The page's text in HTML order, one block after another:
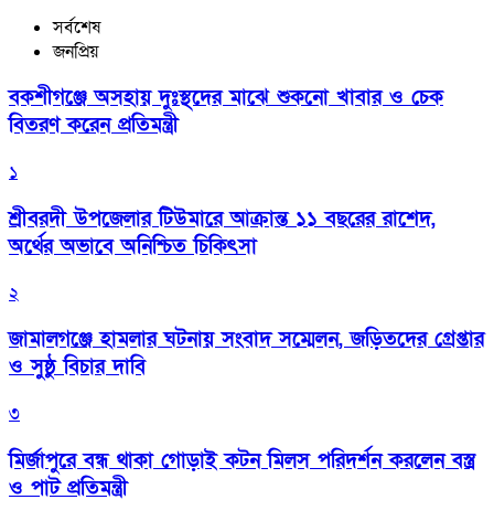
সর্বশেষ
জনপ্রিয়
বকশীগঞ্জে অসহায় দুঃস্থদের মাঝে শুকনো খাবার ও চেক
বিতরণ করেন প্রতিমন্ত্রী
১
শ্রীবরদী উপজেলার টিউমারে আক্রান্ত ১১ বছরের রাশেদ,
অর্থের অভাবে অনিশ্চিত চিকিৎসা
২
জামালগঞ্জে হামলার ঘটনায় সংবাদ সম্মেলন, জড়িতদের গ্রেপ্তার
ও সুষ্ঠু বিচার দাবি
৩
মির্জাপুরে বন্ধ থাকা গোড়াই কটন মিলস পরিদর্শন করলেন বস্ত্র
ও পাট প্রতিমন্ত্রী